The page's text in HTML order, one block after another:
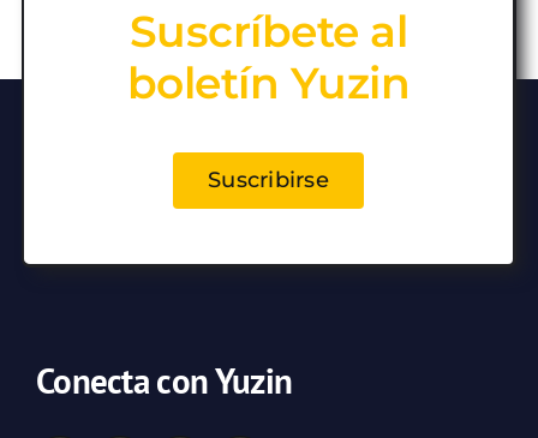
Suscríbete al
boletín Yuzin
Suscribirse
Conecta con Yuzin